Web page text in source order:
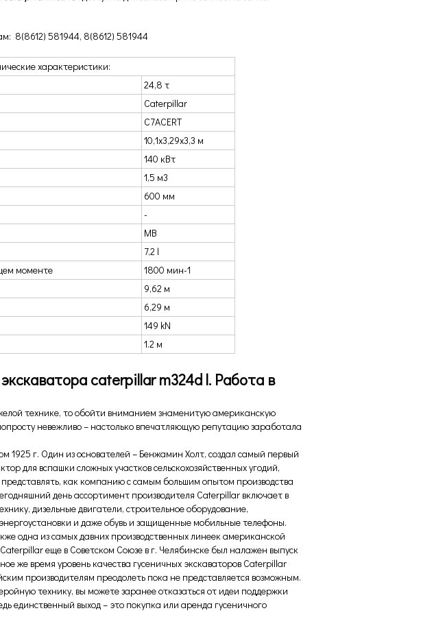
8(8612) 581944, 8(8612) 581944
характеристики:
24,8 т
Caterpillar
C7ACERT
10,1x3,29x3,3 м
140 кВт
1,5 м3
600 мм
-
MB
7,2 l
моменте
1800 мин-1
9,62 м
6,29 м
149 kN
1.2 м
caterpillar m324d l. Работа в
технике, то обойти вниманием знаменитую американскую
невежливо – настолько впечатляющую репутацию заработала
1925 г. Один из основателей – Бенжамин Холт, создал самый первый
для вспашки сложных участков сельскохозяйственных угодий,
как компанию с самым большим опытом производства
день ассортимент производителя Caterpillar включает в
дизельные двигатели, строительное оборудование,
и даже обувь и защищенные мобильные телефоны.
одна из самых давних производственных линеек американской
еще в Советском Союзе в г. Челябинске был налажен выпуск
же время уровень качества гусеничных экскаваторов Caterpillar
производителям преодолеть пока не представляется возможным.
технику, вы можете заранее отказаться от идеи поддержки
единственный выход – это покупка или аренда гусеничного